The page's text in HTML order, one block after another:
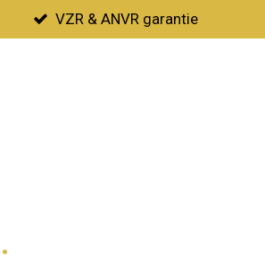
VZR & ANVR garantie